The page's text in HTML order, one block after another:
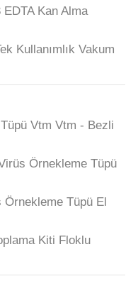
EDTA Kan Alma
Kullanımlık Vakum
Vtm Vtm - Bezli
Örnekleme Tüpü
Örnekleme Tüpü El
Kiti Floklu